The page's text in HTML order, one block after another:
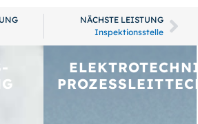
NÄCHSTE LEISTUNG
Inspektionsstelle